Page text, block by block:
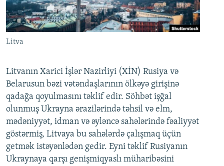
Litva
Litvanın Xarici İşlər Nazirliyi (XİN) Rusiya və
Belarusun bəzi vətəndaşlarının ölkəyə girişinə
qadağa qoyulmasını təklif edir. Söhbət işğal
olunmuş Ukrayna ərazilərində təhsil və elm,
mədəniyyət, idman və əyləncə sahələrində fəaliyyət
göstərmiş, Litvaya bu sahələrdə çalışmaq üçün
getmək istəyənlədən gedir. Eyni təklif Rusiyanın
Ukraynaya qarşı genişmiqyaslı müharibəsini